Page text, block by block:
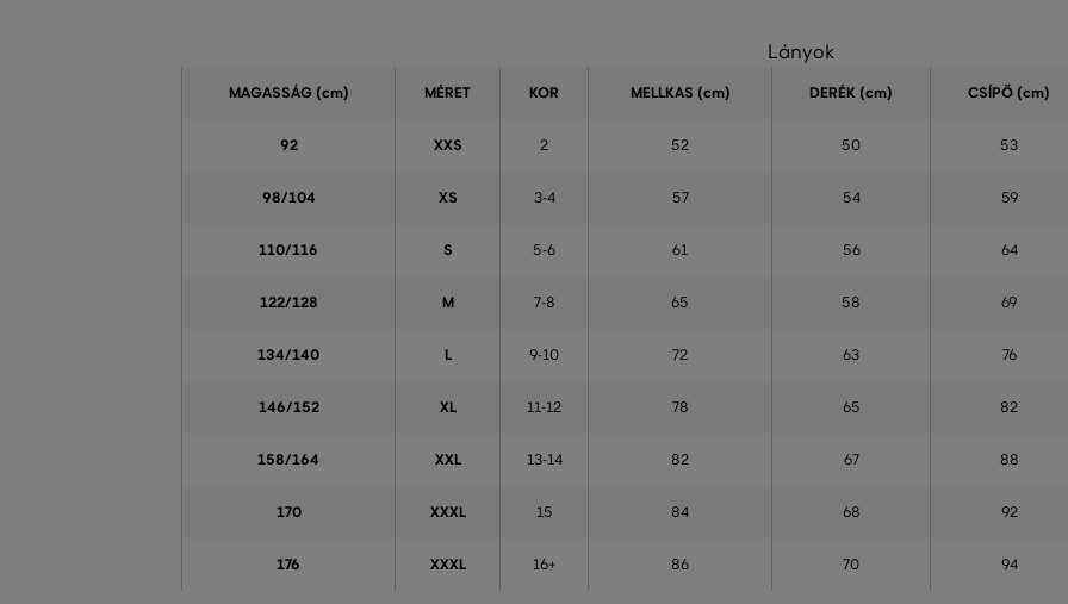
Lányok
MAGASSÁG(cm) MÉRET KOR MELLKAS (cm) DERÉK (cm) CSÍPŐ (cm)
92 XXS 2 52 50 53
98/104 XS 3-4 57 54 59
110/116 S 5-6 61 56 64
122/128 M 7-8 65 58 69
134/140 L 9-10 72 63 76
146/152 XL 11-12 78 65 82
158/164 XXL 13-14 82 67 88
170 XXXL 15 84 68 92
176 XXXL 16+ 86 70 94